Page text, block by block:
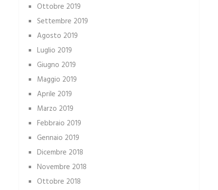
Ottobre 2019
Settembre 2019
Agosto 2019
Luglio 2019
Giugno 2019
Maggio 2019
Aprile 2019
Marzo 2019
Febbraio 2019
Gennaio 2019
Dicembre 2018
Novembre 2018
Ottobre 2018